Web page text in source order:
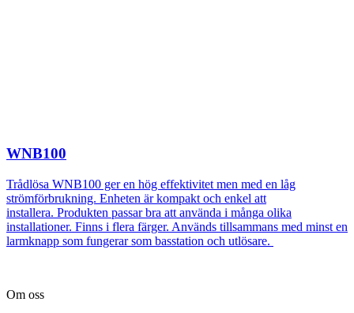
WNB100
Trådlösa WNB100 ger en hög effektivitet men med en låg
strömförbrukning. Enheten är kompakt och enkel att
installera. Produkten passar bra att använda i många olika
installationer. Finns i flera färger. Används tillsammans med minst en
larmknapp som fungerar som basstation och utlösare.
Om oss